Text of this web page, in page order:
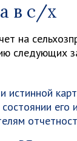
в с/х
на
следующих
истинной
его